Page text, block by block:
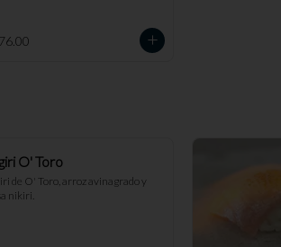
O' Toro
de O' Toro, arroz avinagrado y
nikiri.